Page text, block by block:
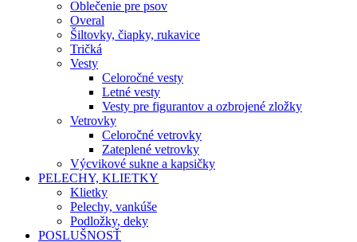
Oblečenie pre psov
Overal
Šiltovky, čiapky, rukavice
Tričká
Vesty
Celoročné vesty
Letné vesty
Vesty pre figurantov a ozbrojené zložky
Vetrovky
Celoročné vetrovky
Zateplené vetrovky
Výcvikové sukne a kapsičky
PELECHY, KLIETKY
Klietky
Pelechy, vankúše
Podložky, deky
POSLUŠNOSŤ